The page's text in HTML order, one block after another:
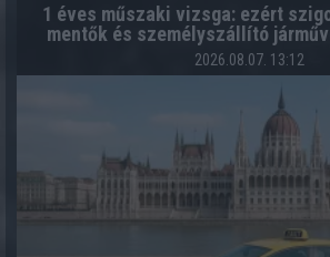
1 éves műszaki vizsga: ezért
mentők és személyszállító
2026.08.07. 13:12